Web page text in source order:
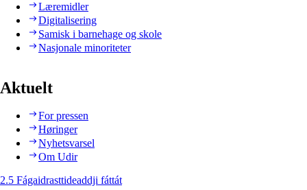
Læremidler
Digitalisering
Samisk i barnehage og skole
Nasjonale minoriteter
Aktuelt
For pressen
Høringer
Nyhetsvarsel
Om Udir
2.5 Fágaidrasttideaddji fáttát